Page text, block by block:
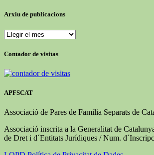
Arxiu de publicacions
Arxiu
publicacions
Contador de visitas
APFSCAT
Associació de Pares de Familia Separats de
Associació inscrita a la Generalitat de
de Dret i d´Entitats Jurídiques / Num.